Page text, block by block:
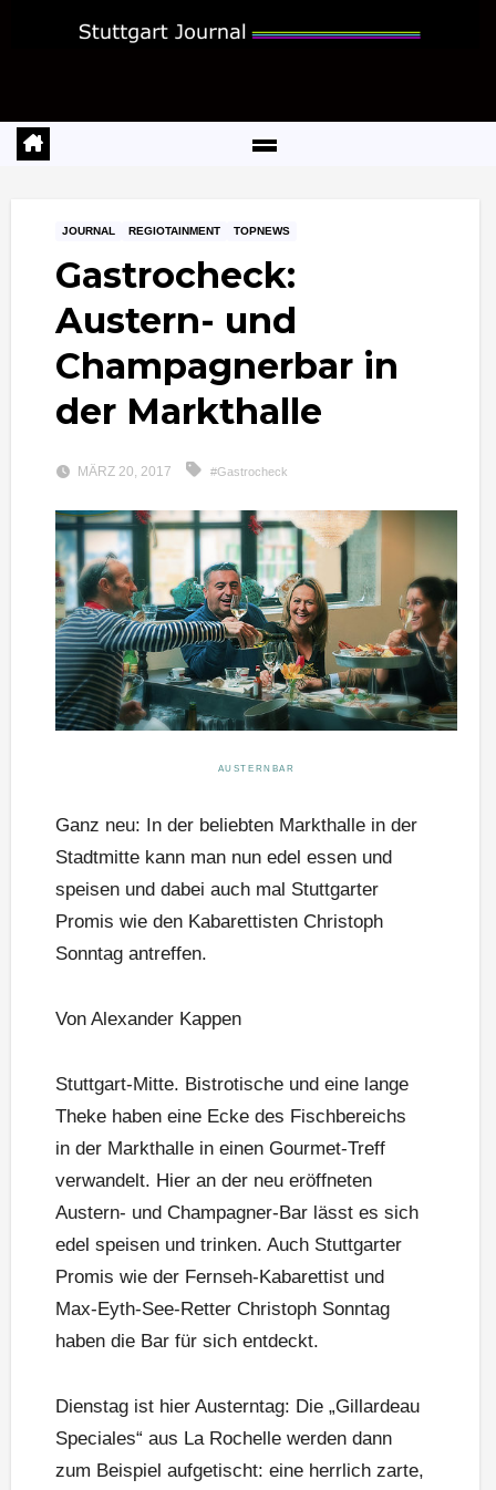
JOURNAL REGIOTAINMENT TOPNEWS
Gastrocheck:
Austern- und
Champagnerbar in
der Markthalle
MÄRZ 20, 2017 #Gastrocheck
AUSTERNBAR
Ganz neu: In der beliebten Markthalle in der
Stadtmitte kann man nun edel essen und
speisen und dabei auch mal Stuttgarter
Promis wie den Kabarettisten Christoph
Sonntag antreffen.
Von Alexander Kappen
Stuttgart-Mitte. Bistrotische und eine lange
Theke haben eine Ecke des Fischbereichs
in der Markthalle in einen Gourmet-Treff
verwandelt. Hier an der neu eröffneten
Austern- und Champagner-Bar lässt es sich
edel speisen und trinken. Auch Stuttgarter
Promis wie der Fernseh-Kabarettist und
Max-Eyth-See-Retter Christoph Sonntag
haben die Bar für sich entdeckt.
Dienstag ist hier Austerntag: Die „Gillardeau
Speciales“ aus La Rochelle werden dann
zum Beispiel aufgetischt: eine herrlich zarte,